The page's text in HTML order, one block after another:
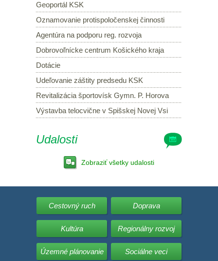
Geoportál KSK
Oznamovanie protispoločenskej činnosti
Agentúra na podporu reg. rozvoja
Dobrovoľnícke centrum Košického kraja
Dotácie
Udeľovanie záštity predsedu KSK
Revitalizácia športovísk Gymn. P. Horova
Výstavba telocvične v Spišskej Novej Vsi
Udalosti
Zobraziť všetky udalosti
Cestovný ruch Doprava
Kultúra Regionálny rozvoj
Územné plánovanie Sociálne veci